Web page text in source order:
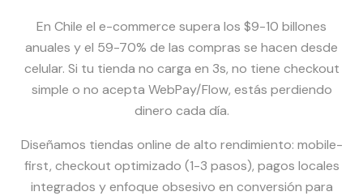
En Chile el e-commerce supera los $9-10 billones
anuales y el 59-70% de las compras se hacen desde
celular. Si tu tienda no carga en 3s, no tiene checkout
simple o no acepta WebPay/Flow, estás perdiendo
dinero cada día.
Diseñamos tiendas online de alto rendimiento: mobile-
first, checkout optimizado (1-3 pasos), pagos locales
integrados y enfoque obsesivo en conversión para